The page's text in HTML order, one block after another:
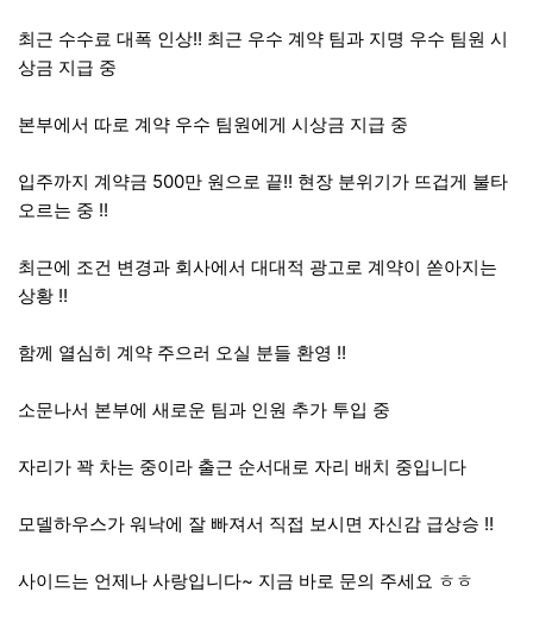
최근 수수료 대폭 인상!! 최근 우수 계약 팀과 지명 우수 팀원 시
상금 지급 중
본부에서 따로 계약 우수 팀원에게 시상금 지급 중
입주까지 계약금 500만 원으로 끝!! 현장 분위기가 뜨겁게 불타
오르는 중 !!
최근에 조건 변경과 회사에서 대대적 광고로 계약이 쏟아지는
상황 !!
함께 열심히 계약 주으러 오실 분들 환영 !!
소문나서 본부에 새로운 팀과 인원 추가 투입 중
자리가 꽉 차는 중이라 출근 순서대로 자리 배치 중입니다
모델하우스가 워낙에 잘 빠져서 직접 보시면 자신감 급상승 !!
사이드는 언제나 사랑입니다~ 지금 바로 문의 주세요 ㅎㅎ